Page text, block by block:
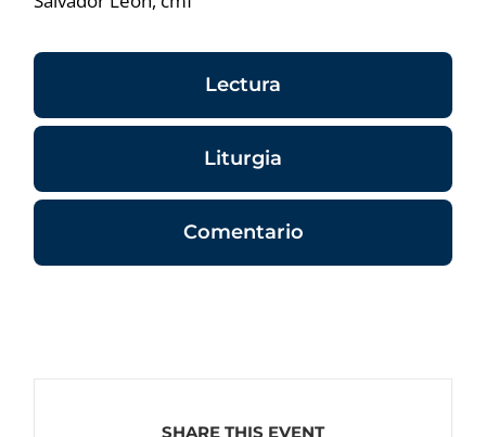
Lectura
Liturgia
Comentario
SHARE THIS EVENT